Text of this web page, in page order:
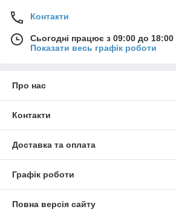
Контакти
Сьогодні працює з 09:00 до 18:00
Показати весь графік роботи
Про нас
Контакти
Доставка та оплата
Графік роботи
Повна версія сайту